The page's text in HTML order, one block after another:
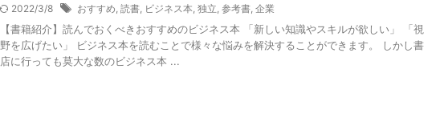
2022/3/8 おすすめ, 読書, ビジネス本, 独立, 参考書, 企業
【書籍紹介】読んでおくべきおすすめのビジネス本 「新しい知識やスキルが欲しい」 「視
野を広げたい」 ビジネス本を読むことで様々な悩みを解決することができます。 しかし書
店に行っても莫大な数のビジネス本 ...